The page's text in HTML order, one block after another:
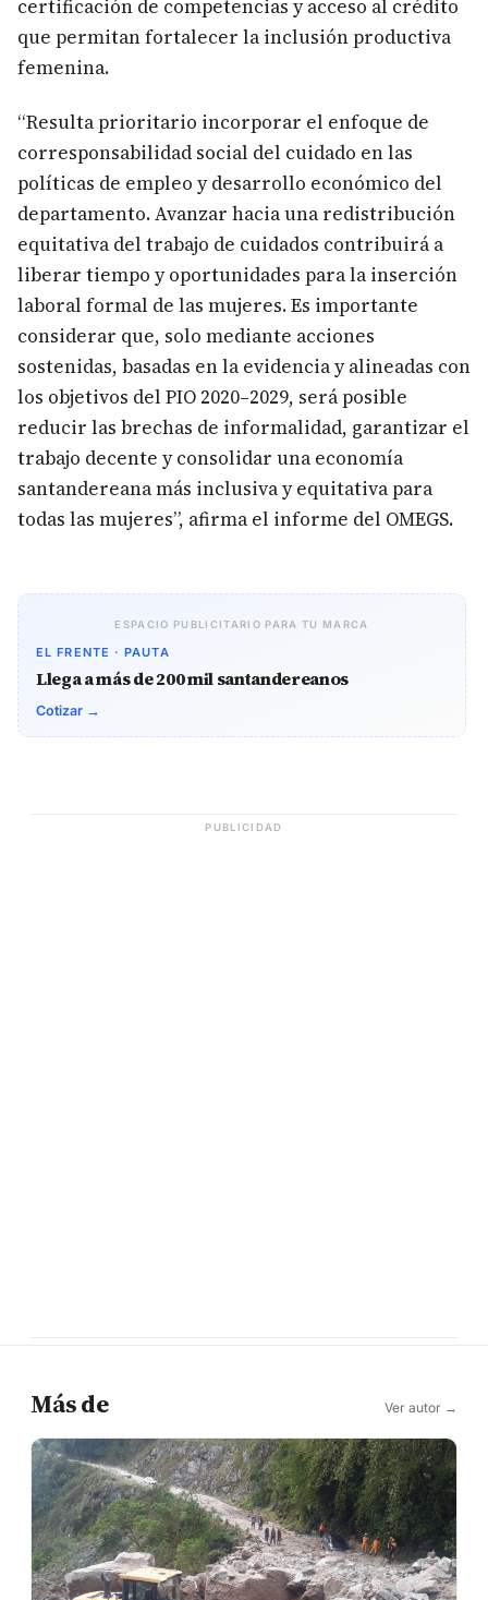
certificación de competencias y acceso al crédito
que permitan fortalecer la inclusión productiva
femenina.
“Resulta prioritario incorporar el enfoque de
corresponsabilidad social del cuidado en las
políticas de empleo y desarrollo económico del
departamento. Avanzar hacia una redistribución
equitativa del trabajo de cuidados contribuirá a
liberar tiempo y oportunidades para la inserción
laboral formal de las mujeres. Es importante
considerar que, solo mediante acciones
sostenidas, basadas en la evidencia y alineadas con
los objetivos del PIO 2020–2029, será posible
reducir las brechas de informalidad, garantizar el
trabajo decente y consolidar una economía
santandereana más inclusiva y equitativa para
todas las mujeres”, afirma el informe del OMEGS.
ESPACIO PUBLICITARIO PARA TU MARCA
EL FRENTE · PAUTA
Llega a más de 200 mil santandereanos
Cotizar →
PUBLICIDAD
Más de Ver autor →